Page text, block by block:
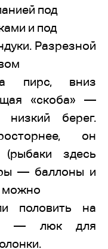
под
и под
Разрезной
пирс, вниз
«скоба» —
берег.
он
(рыбаки здесь
— баллоны и
можно
половить на
— люк для